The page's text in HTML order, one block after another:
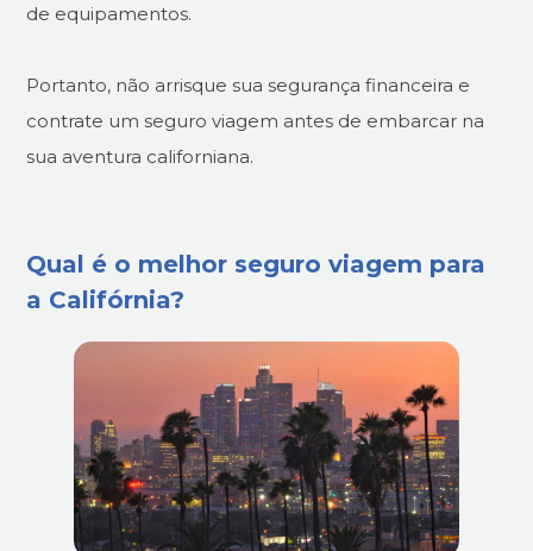
de equipamentos.
Portanto, não arrisque sua segurança financeira e
contrate um seguro viagem antes de embarcar na
sua aventura californiana.
Qual é o melhor seguro viagem para
a Califórnia?